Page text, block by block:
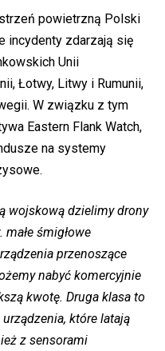
powietrzną Polski
incydenty zdarzają się
Unii
Łotwy, Litwy i Rumunii,
W związku z tym
Eastern Flank Watch,
na systemy
wojskową dzielimy drony
śmigłowe
przenoszące
nabyć komercyjnie
kwotę. Druga klasa to
które latają
z sensorami